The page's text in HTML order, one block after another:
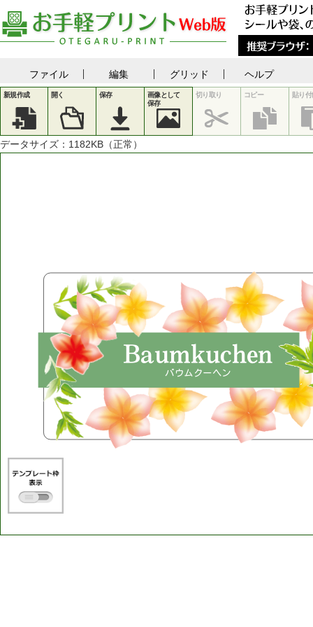
ファイル 編集 グリッド ヘルプ
新規作成 開く 保存
画像として
保存
切り取り コピー 貼り付
データサイズ： 1182KB（正常）
バウムクーヘン
Baumkuchen